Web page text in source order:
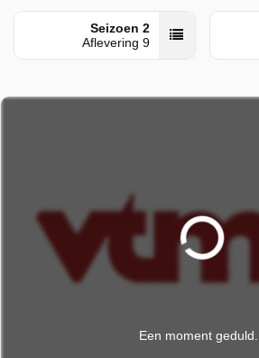
Seizoen 2
Aflevering 9
Een moment geduld...